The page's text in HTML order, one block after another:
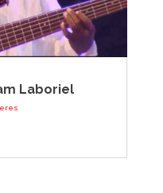
Laboriel